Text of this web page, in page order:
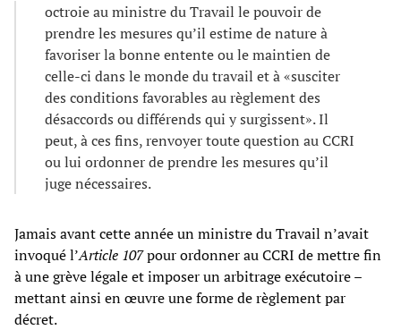
octroie au ministre du Travail le pouvoir de
prendre les mesures qu’il estime de nature à
favoriser la bonne entente ou le maintien de
celle-ci dans le monde du travail et à «susciter
des conditions favorables au règlement des
désaccords ou différends qui y surgissent». Il
peut, à ces fins, renvoyer toute question au CCRI
ou lui ordonner de prendre les mesures qu’il
juge nécessaires.
Jamais avant cette année un ministre du Travail n’avait
invoqué l’Article 107pour ordonner au CCRI de mettre fin
à une grève légale et imposer un arbitrage exécutoire –
mettant ainsi en œuvre une forme de règlement par
décret.